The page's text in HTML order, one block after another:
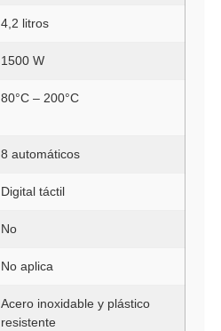
4,2 litros
1500 W
80°C – 200°C
8 automáticos
Digital táctil
No
No aplica
Acero inoxidable y plástico
resistente